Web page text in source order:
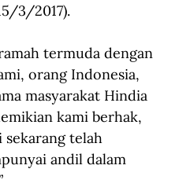
3/2017).
termuda dengan
orang Indonesia,
masyarakat Hindia
kami berhak,
sekarang telah
andil dalam